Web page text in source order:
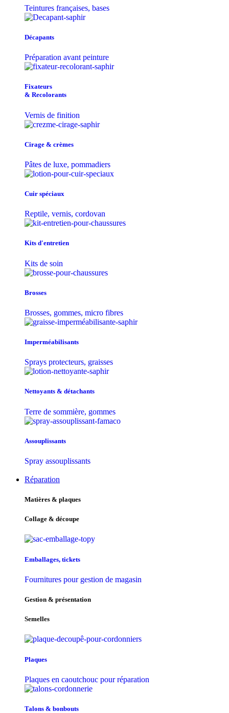
Teintures françaises, bases
Décapants
Préparation avant peinture
Fixateurs
& Recolorants
Vernis de finition
Cirage & crèmes
Pâtes de luxe, pommadiers
Cuir spéciaux
Reptile, vernis, cordovan
Kits d'entretien
Kits de soin
Brosses
Brosses, gommes, micro fibres
Imperméabilisants
Sprays protecteurs, graisses
Nettoyants & détachants
Terre de sommière, gommes
Assouplissants
Spray assouplissants
Réparation
Matières & plaques
Collage & découpe
Emballages, tickets
Fournitures pour gestion de magasin
Gestion & présentation
Semelles
Plaques
Plaques en caoutchouc pour réparation
Talons & bonbouts